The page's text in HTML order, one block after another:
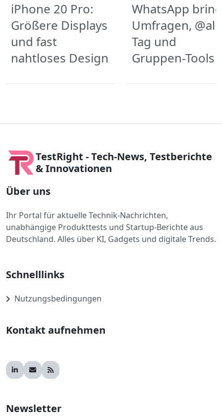
iPhone 20 Pro:
Größere Displays
und fast
nahtloses Design
WhatsApp
Umfragen, @all-
Tag und
Gruppen-Tools
TestRight - Tech-News, Testberichte
& Innovationen
Über uns
Ihr Portal für aktuelle Technik-Nachrichten,
unabhängige Produkttests und Startup-Berichte aus
Deutschland. Alles über KI, Gadgets und digitale Trends.
Schnelllinks
Nutzungsbedingungen
Kontakt aufnehmen
Newsletter